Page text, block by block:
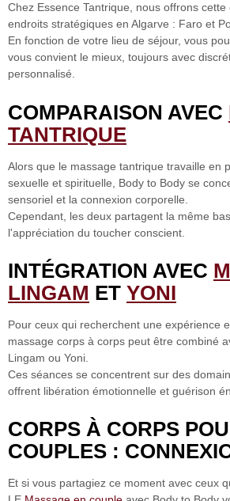
Chez Essence Tantrique, nous offrons
endroits stratégiques en Algarve : Faro et
En fonction de votre lieu de séjour, vous
vous convient le mieux, toujours avec
personnalisé.
COMPARAISON AVEC
TANTRIQUE
Alors que le massage tantrique travaille en
sexuelle et spirituelle, Body to Body se
sensoriel et la connexion corporelle.
Cependant, les deux partagent la même
l'appréciation du toucher conscient.
INTÉGRATION AVEC
LINGAM ET YONI
Pour ceux qui recherchent une expérience
massage corps à corps peut être combiné
Lingam ou Yoni.
Ces séances se concentrent sur des
offrent libération émotionnelle et guérison
CORPS À CORPS
COUPLES :
Et si vous partagiez ce moment avec ceux